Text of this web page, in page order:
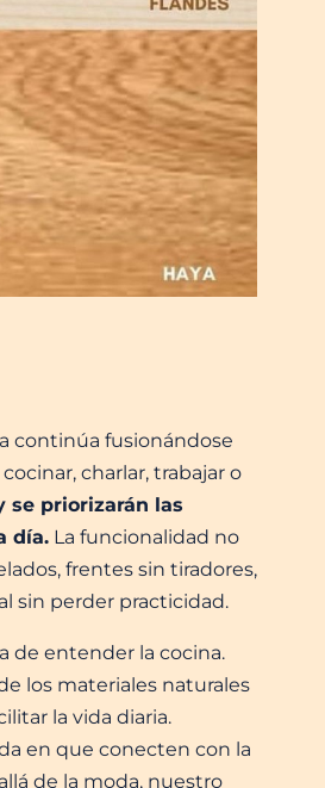
continúa fusionándose
charlar, trabajar o
se priorizarán las
día. La funcionalidad no
frentes sin tiradores,
sin perder practicidad.
de entender la cocina.
los materiales naturales
la vida diaria.
en que conecten con la
de la moda, nuestro